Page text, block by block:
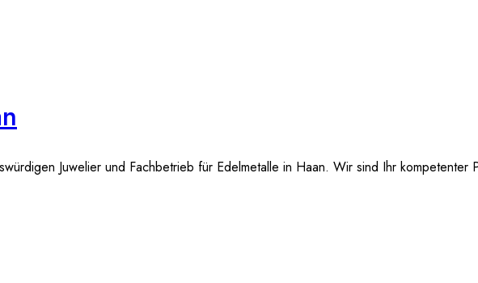
Juwelier und Fachbetrieb für Edelmetalle in Haan. Wir sind Ihr